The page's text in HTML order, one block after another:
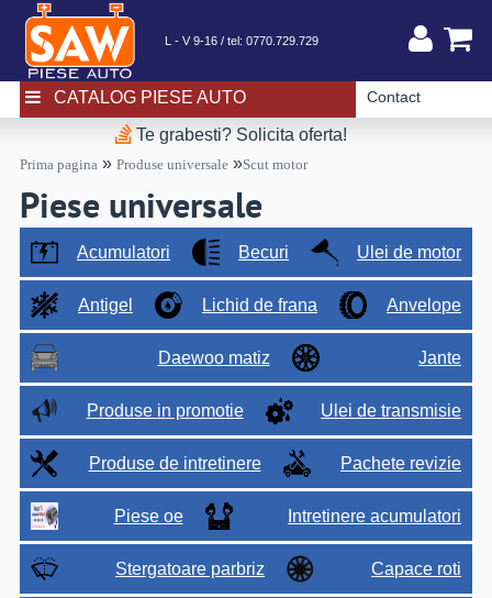
L - V 9-16 / tel: 0770.729.729
CATALOG PIESE AUTO Contact
Te grabesti? Solicita oferta!
Prima pagina » Produse universale»Scut motor
Piese universale
Acumulatori Becuri Ulei de motor
Antigel Lichid de frana Anvelope
Daewoo matiz Jante
Produse in promotie Ulei de transmisie
Produse de intretinere Pachete revizie
Piese oe Intretinere acumulatori
Stergatoare parbriz Capace roti